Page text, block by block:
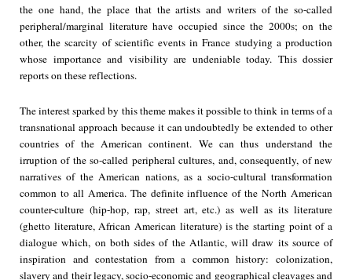
the one hand, the place that the artists and writers of the so-called
peripheral/marginal literature have occupied since the 2000s; on the
other, the scarcity of scientific events in France studying a production
whose importance and visibility are undeniable today. This dossier
reports on these reflections.
The interest sparked by this theme makes it possible to think in terms of a
transnational approach because it can undoubtedly be extended to other
countries of the American continent. We can thus understand the
irruption of the so-called peripheral cultures, and, consequently, of new
narratives of the American nations, as a socio-cultural transformation
common to all America. The definite influence of the North American
counter-culture (hip-hop, rap, street art, etc.) as well as its literature
(ghetto literature, African American literature) is the starting point of a
dialogue which, on both sides of the Atlantic, will draw its source of
inspiration and contestation from a common history: colonization,
slavery and their legacy, socio-economic and geographical cleavages and